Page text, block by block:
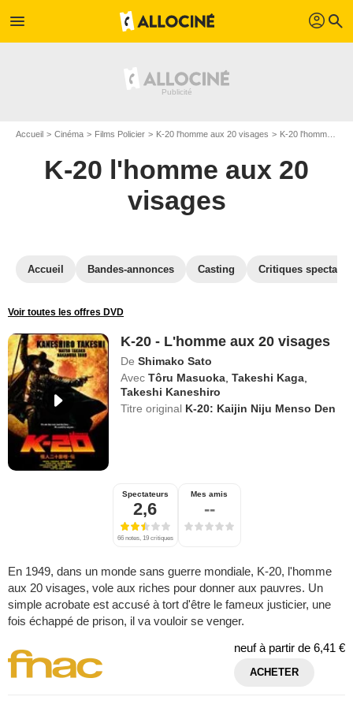
menu profil search
Accueil Cinéma Films Policier K-20 l'homme aux 20 visages K-20 l'homme aux 20 visages en Blu Ray
K-20 l'homme aux 20
visages
Accueil Bandes-annonces Casting Critiques
Voir toutes les offres DVD
K-20 - L'homme aux 20 visages
De Shimako Sato
Avec Tôru Masuoka ,Takeshi Kaga
Takeshi Kaneshiro
Titre original K-20: Kaijin Niju Menso Den
Spectateurs
2,6
66 notes, 19 critiques
Mes amis
--
En 1949, dans un monde sans guerre mondiale, K-20, l'homme
aux 20 visages, vole aux riches pour donner aux pauvres. Un
simple acrobate est accusé à tort d'être le fameux justicier, une
fois échappé de prison, il va vouloir se venger.
neuf à partir de 6,41 €
ACHETER